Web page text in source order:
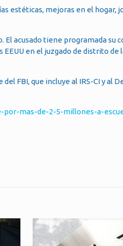
estéticas, mejoras en el hogar,
El acusado tiene programada su
en el juzgado de distrito de
FBI, que incluye al IRS-CI y al
mas-de-2-5-millones-a-